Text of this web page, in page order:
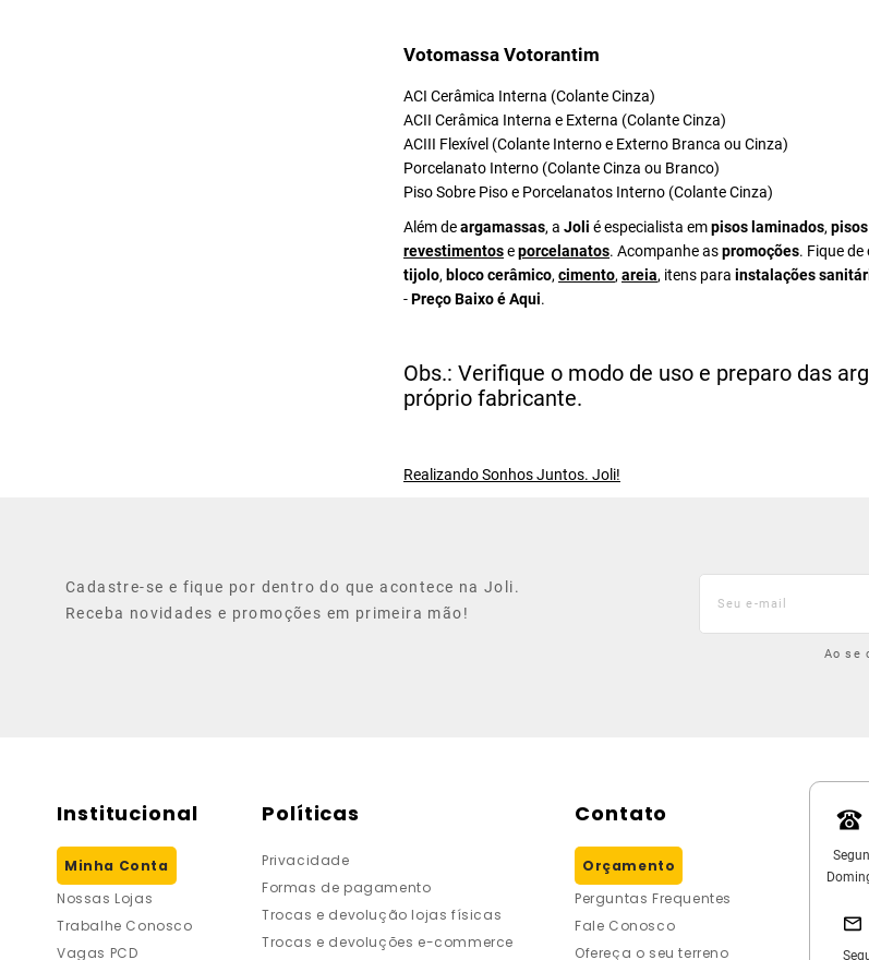
Votomassa Votorantim
ACI Cerâmica Interna (Colante Cinza)
ACII Cerâmica Interna e Externa (Colante Cinza)
ACIII Flexível (Colante Interno e Externo Branca ou Cinza)
Porcelanato Interno (Colante Cinza ou Branco)
Piso Sobre Piso e Porcelanatos Interno (Colante Cinza)
Além deargamassas, a Joli é especialista empisos laminados,
revestimentoseporcelanatos. Acompanhe aspromoções. Fique
tijolo, bloco cerâmico, cimento, areia, itens para instalações
-Preço Baixo é Aqui.
Obs.: Verifique o modo de uso e preparo das
próprio fabricante.
Realizando Sonhos Juntos. Joli!
Cadastre-se e fique por dentro do que acontece na Joli.
Receba novidades e promoções em primeira mão!
Ao se
Institucional
Minha Conta
Nossas Lojas
Trabalhe Conosco
Vagas PCD
Políticas
Privacidade
Formas de pagamento
Trocas e devolução lojas físicas
Trocas e devoluções e-commerce
Contato
Orçamento
Perguntas Frequentes
Fale Conosco
Ofereça o seu terreno